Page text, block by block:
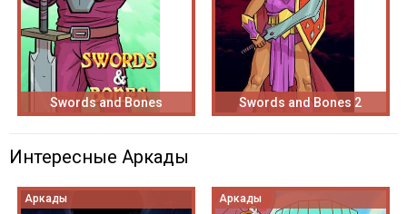
Swords and Bones Swords and Bones 2
Интересные Аркады
Аркады Аркады